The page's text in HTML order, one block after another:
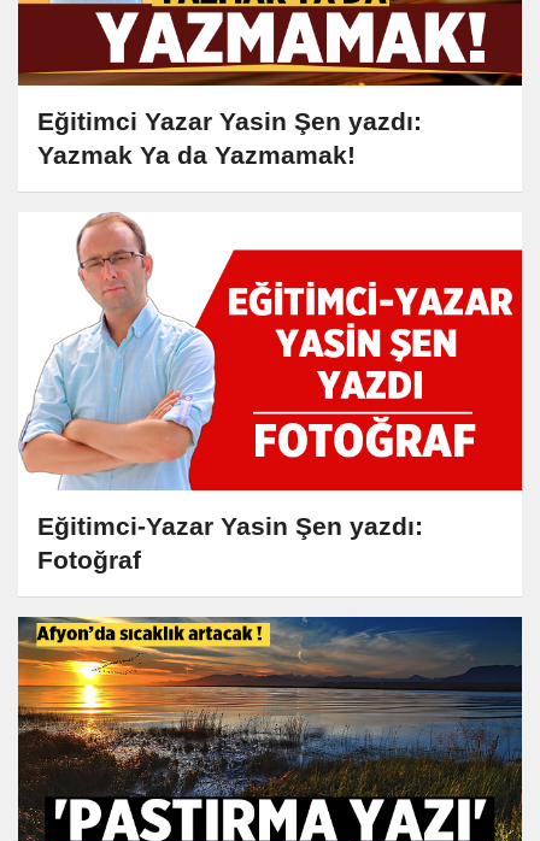
Eğitimci Yazar Yasin Şen yazdı:
Yazmak Ya da Yazmamak!
Eğitimci-Yazar Yasin Şen yazdı:
Fotoğraf